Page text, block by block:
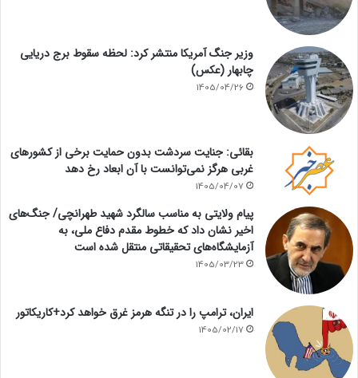
وزیر جنگ آمریکا منتشر کرد: لحظه سقوط برج دریایی
چابهار (عکس)
1405/04/26
بقائی: جنایت سردشت بدون حمایت برخی از کشورهای
غربی هرگز نمی‌توانست با آن ابعاد رخ دهد
1405/04/07
پیام ولایتی به مناسب سالگرد شهید طهرانچی/ جنگ‌های
اخیر نشان داد که خطوط مقدم دفاع ملی، به
آزمایشگاه‌های تحقیقاتی منتقل شده است
1405/03/23
ایران، ترامپ را در تنگه هرمز غرق خواهد کرد+کاریکاتور
1405/02/17